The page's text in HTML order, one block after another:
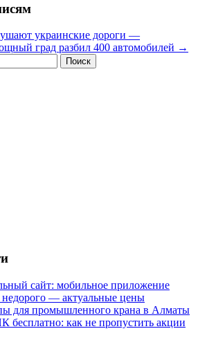
украинские дороги —
град разбил 400 автомобилей →
сайт: мобильное приложение
— актуальные цены
для промышленного крана в Алматы
бесплатно: как не пропустить акции